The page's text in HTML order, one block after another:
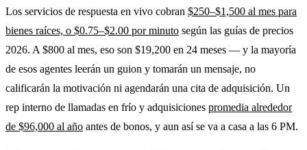
Los servicios de respuesta en vivo cobran $250–$1,500 al mes para
bienes raíces, o $0.75–$2.00 por minuto según las guías de precios
2026. A $800 al mes, eso son $19,200 en 24 meses — y la mayoría
de esos agentes leerán un guion y tomarán un mensaje, no
calificarán la motivación ni agendarán una cita de adquisición. Un
rep interno de llamadas en frío y adquisiciones promedia alrededor
de $96,000 al año antes de bonos, y aun así se va a casa a las 6 PM.